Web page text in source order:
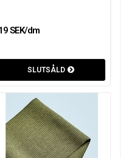
SEK/dm
SLUTSÅLD